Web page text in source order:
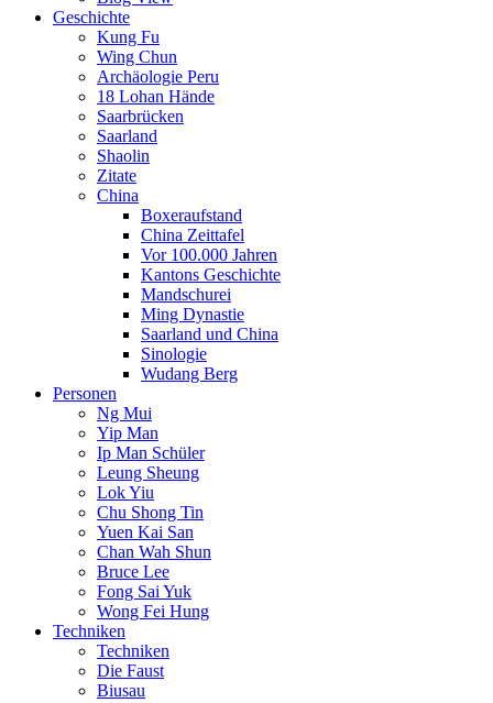
Geschichte
Kung Fu
Wing Chun
Archäologie Peru
18 Lohan Hände
Saarbrücken
Saarland
Shaolin
Zitate
China
Boxeraufstand
China Zeittafel
Vor 100.000 Jahren
Kantons Geschichte
Mandschurei
Ming Dynastie
Saarland und China
Sinologie
Wudang Berg
Personen
Ng Mui
Yip Man
Ip Man Schüler
Leung Sheung
Lok Yiu
Chu Shong Tin
Yuen Kai San
Chan Wah Shun
Bruce Lee
Fong Sai Yuk
Wong Fei Hung
Techniken
Techniken
Die Faust
Biusau